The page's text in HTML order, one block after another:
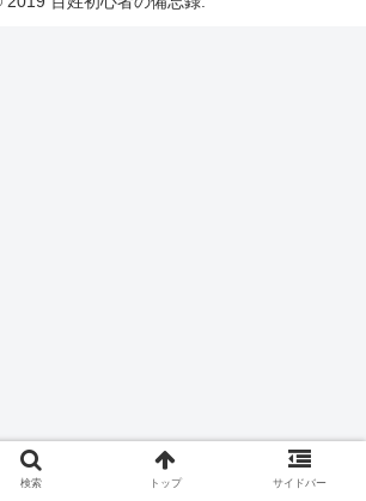
検索 トップ サイドバー